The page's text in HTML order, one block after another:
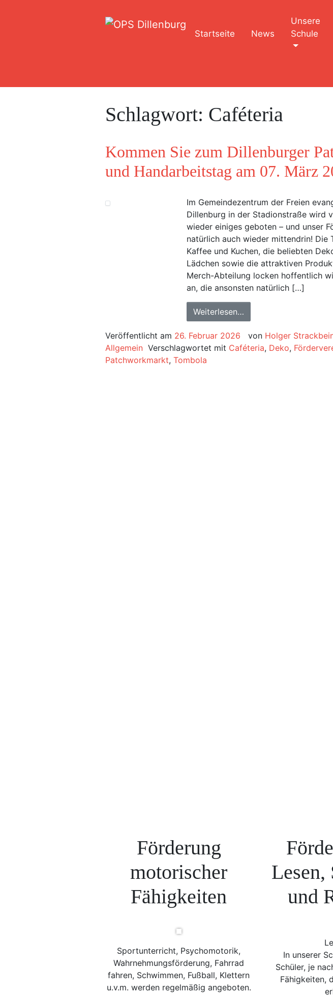
Startseite News
Unsere
Schule
Schlagwort: Caféteria
Kommen Sie zum Dillenburger
und Handarbeitstag am 07. März
Im Gemeindezentrum der Freien
Dillenburg in der Stadionstraße wird
wieder einiges geboten – und unser
natürlich auch wieder mittendrin! Die
Kaffee und Kuchen, die beliebten
Lädchen sowie die attraktiven
Merch-Abteilung locken hoffentlich
an, die ansonsten natürlich […]
Weiterlesen…
Veröffentlicht am 26. Februar 2026 von Holger
Allgemein Verschlagwortet mit Caféteria, Deko,
Patchworkmarkt, Tombola
Förderung
motorischer
Fähigkeiten
Sportunterricht, Psychomotorik,
Wahrnehmungsförderung, Fahrrad
fahren, Schwimmen, Fußball, Klettern
u.v.m. werden regelmäßig angeboten.
Lesen,
und
In unserer
Schüler, je
Fähigkeiten,